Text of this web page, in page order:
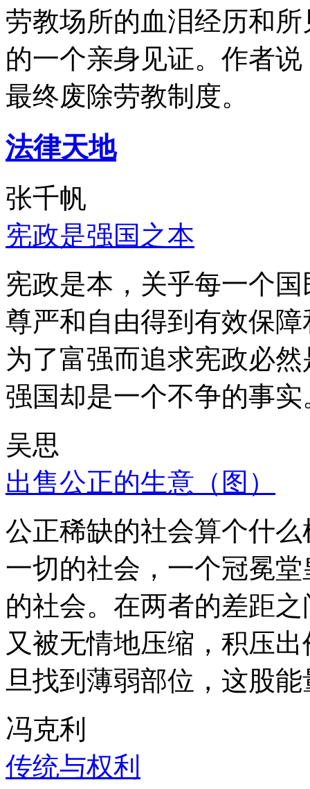
劳教场所的血泪经历和
的一个亲身见证。作者
最终废除劳教制度。
法律天地
张千帆
宪政是强国之本
宪政是本，关乎每一个
尊严和自由得到有效保
为了富强而追求宪政必
强国却是一个不争的事实
吴思
出售公正的生意（图）
公正稀缺的社会算个什
一切的社会，一个冠冕
的社会。在两者的差距
又被无情地压缩，积压
旦找到薄弱部位，这股
冯克利
传统与权利